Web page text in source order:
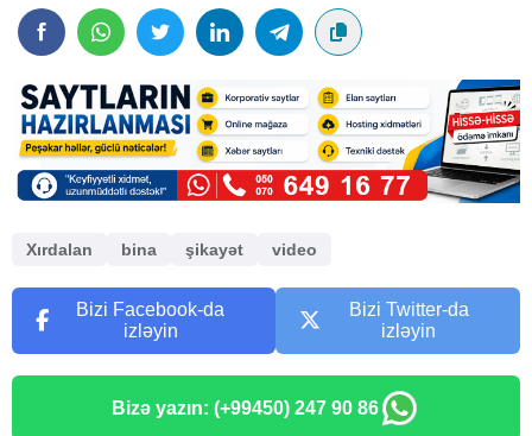
Xırdalan bina şikayət video
Bizi Facebook-da
izləyin
Bizi Twitter-da
izləyin
Bizə yazın: (+99450) 247 90 86